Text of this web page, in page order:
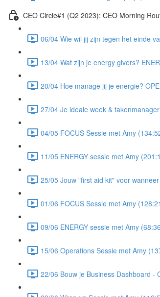
CEO Circle#1 (Q2 2023): CEO Morning
06/04 Wie wil jij zijn tegen het einde
13/04 Wat zijn je energy givers?
20/04 Hoe manage jij je energie?
27/04 Je ideale week &
04/05 FOCUS Sessie met Amy
11/05 ENERGY sessie met Amy
25/05 Jouw "first aid kit" voor
01/06 FOCUS Sessie met Amy
09/06 ENERGY sessie met Amy
15/06 Operations Sessie met Amy
22/06 Bouw je Business Dashboard -